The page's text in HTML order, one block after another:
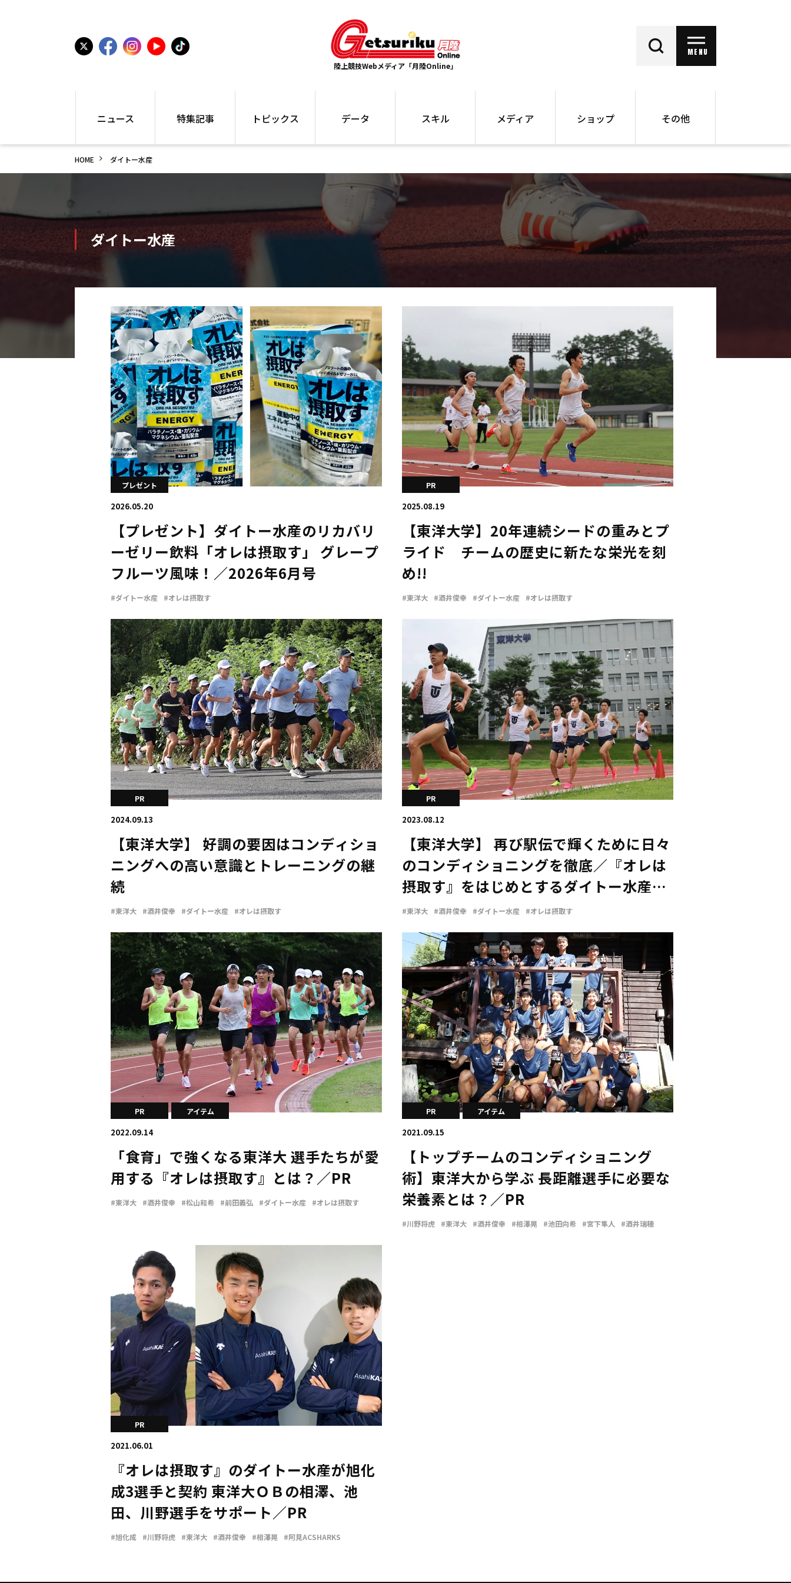
陸上競技Webメディア「月陸Online」
MENU
ニュース
国内
駅伝
高校
中学
世界陸上
海外
特集記事
特集
アラカルト
トピックス
インフォ
プレゼント
データ
最高記録
世界大会
国内大会
駅伝データ
選手名鑑
スキル
お役立ち情報
メディア
大会ギャラリー
写真記事
ショップ
バックナンバー
書籍
その他
HOME ダイトー水産
ダイトー水産
プレゼント
2026.05.20
【プレゼント】ダイトー水産のリカバリ
ーゼリー飲料「オレは摂取す」 グレープ
フルーツ風味！／2026年6月号
#ダイトー水産 #オレは摂取す
PR
2025.08.19
【東洋大学】20年連続シードの重みとプ
ライド チームの歴史に新たな栄光を刻
め!!
#東洋大 #酒井俊幸 #ダイトー水産 #オレは摂取す
PR
2024.09.13
【東洋大学】 好調の要因はコンディショ
ニングへの高い意識とトレーニングの継
続
#東洋大 #酒井俊幸 #ダイトー水産 #オレは摂取す
PR
2023.08.12
【東洋大学】 再び駅伝で輝くために日々
のコンディショニングを徹底／『オレは
摂取す』をはじめとするダイトー水産の
ゼリー飲料を積極活用
#東洋大 #酒井俊幸 #ダイトー水産 #オレは摂取す
PR アイテム
2022.09.14
「食育」で強くなる東洋大 選手たちが愛
用する『オレは摂取す』とは？／PR
#東洋大 #酒井俊幸 #松山和希 #前田義弘 #ダイトー水産
#オレは摂取す
PR アイテム
2021.09.15
【トップチームのコンディショニング
術】東洋大から学ぶ 長距離選手に必要な
栄養素とは？／PR
#川野将虎 #東洋大 #酒井俊幸 #相澤晃 #池田向希 #宮下隼人
#酒井瑞穂
PR
2021.06.01
『オレは摂取す』のダイトー水産が旭化
成3選手と契約 東洋大ＯＢの相澤、池
田、川野選手をサポート／PR
#旭化成 #川野将虎 #東洋大 #酒井俊幸 #相澤晃
#阿見ACSHARKS